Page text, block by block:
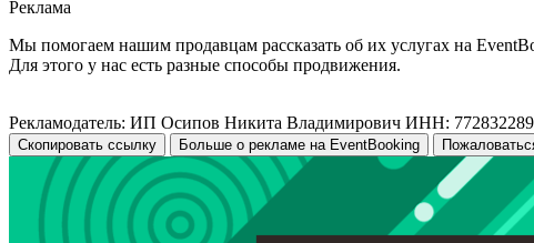
Реклама
Мы помогаем нашим продавцам рассказать об их услугах на
Для этого у нас есть разные способы продвижения.
Рекламодатель: ИП Осипов Никита Владимирович ИНН:
Скопировать ссылку Больше о рекламе на EventBooking